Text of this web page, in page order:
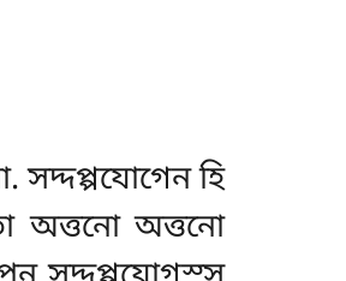
সদ্দপ্পযোগেন হি
অত্তনো অত্তনো